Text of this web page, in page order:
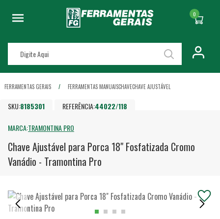
0
FERRAMENTAS GERAIS FERRAMENTAS MANUAISCHAVECHAVE AJUSTÁVEL
SKU:8185301 REFERÊNCIA:44022/118
MARCA:TRAMONTINA PRO
Chave Ajustável para Porca 18" Fosfatizada Cromo
Vanádio - Tramontina Pro